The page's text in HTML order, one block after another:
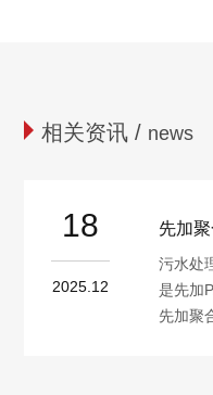
相关资讯 / news
18
2025.12
污水处
是先加
先加聚